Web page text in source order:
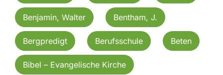
Benjamin, Walter Bentham, J.
Bergpredigt Berufsschule Beten
Bibel – Evangelische Kirche